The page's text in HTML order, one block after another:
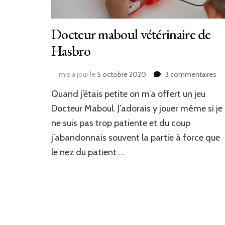
Docteur maboul vétérinaire de
Hasbro
mis à jour le 5 octobre 2020 3 commentaires
de
Quand j’étais petite on m’a offert un jeu
Docteur Maboul. J’adorais y jouer même si je
ne suis pas trop patiente et du coup
j’abandonnais souvent la partie à force que
le nez du patient …